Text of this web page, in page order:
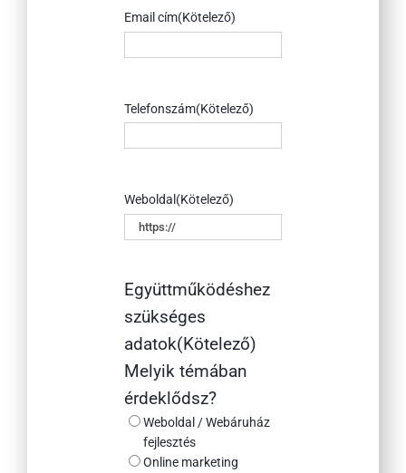
Email cím(Kötelező)
Telefonszám(Kötelező)
Weboldal (Kötelező)
Együttműködéshez
szükséges
adatok(Kötelező)
Melyik témában
érdeklődsz?
Weboldal / Webáruház
fejlesztés
Online marketing